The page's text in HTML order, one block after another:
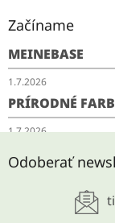
Začíname
MEINEBASE
1.7.2026
PRÍRODNÉ
1.7.2026
SCHUDNITE
Odoberať